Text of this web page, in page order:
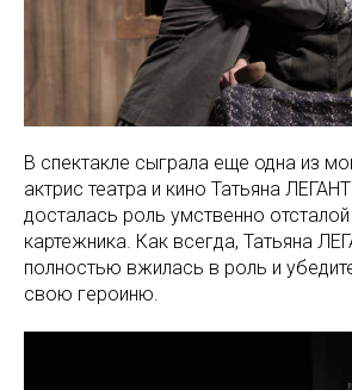
В спектакле сыграла еще одна из
актрис театра и кино Татьяна
досталась роль умственно
картежника. Как всегда, Татьяна
полностью вжилась в роль и
свою героиню.